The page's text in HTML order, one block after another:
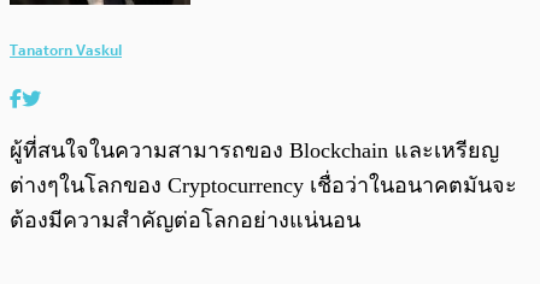
Tanatorn Vaskul
ผู้ที่สนใจในความสามารถของ Blockchain และเหรียญ
ต่างๆในโลกของ Cryptocurrency เชื่อว่าในอนาคตมันจะ
ต้องมีความสำคัญต่อโลกอย่างแน่นอน